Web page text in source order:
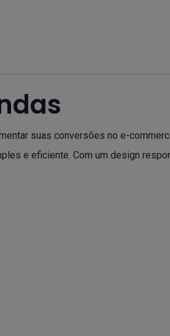
suas conversões no e-
e eficiente. Com um design